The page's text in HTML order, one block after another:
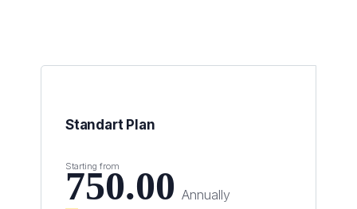
Standart Plan
Starting from
750.00 Annually